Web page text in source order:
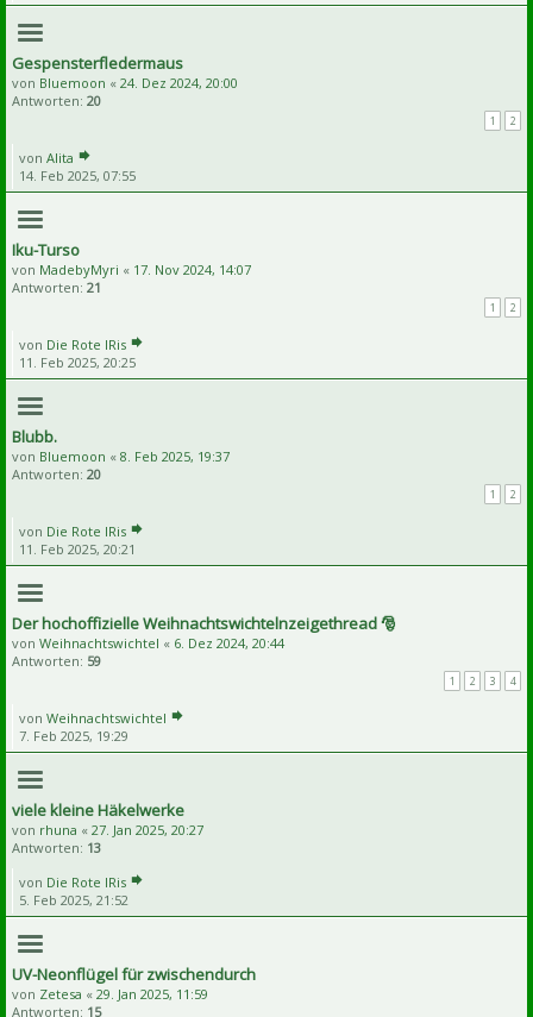
Gespensterfledermaus
von Bluemoon « 24. Dez 2024, 20:00
Antworten: 20
1 2
von Alita
14. Feb 2025, 07:55
Iku-Turso
von MadebyMyri « 17. Nov 2024, 14:07
Antworten: 21
1 2
von Die Rote IRis
11. Feb 2025, 20:25
Blubb.
von Bluemoon « 8. Feb 2025, 19:37
Antworten: 20
1 2
von Die Rote IRis
11. Feb 2025, 20:21
Der hochoffizielle Weihnachtswichtelnzeigethread 🎅
von Weihnachtswichtel « 6. Dez 2024, 20:44
Antworten: 59
1 2 3 4
von Weihnachtswichtel
7. Feb 2025, 19:29
viele kleine Häkelwerke
von rhuna « 27. Jan 2025, 20:27
Antworten: 13
von Die Rote IRis
5. Feb 2025, 21:52
UV-Neonflügel für zwischendurch
von Zetesa « 29. Jan 2025, 11:59
Antworten: 15